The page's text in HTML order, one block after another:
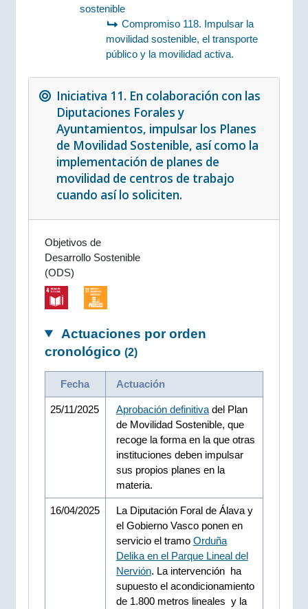
sostenible
Compromiso 118. Impulsar la
movilidad sostenible, el transporte
público y la movilidad activa.
Iniciativa 11. En colaboración con las
Diputaciones Forales y
Ayuntamientos, impulsar los Planes
de Movilidad Sostenible, así como la
implementación de planes de
movilidad de centros de trabajo
cuando así lo soliciten.
Objetivos de
Desarrollo Sostenible
(ODS)
Actuaciones por orden
cronológico (2)
Fecha Actuación
25/11/2025 Aprobación definitivadel Plan
de Movilidad Sostenible, que
recoge la forma en la que otras
instituciones deben impulsar
sus propios planes en la
materia.
16/04/2025
La Diputación Foral de Álava y
el Gobierno Vasco ponen en
servicio el tramo Orduña
Delika en el Parque Lineal del
Nervión. La intervención ha
supuesto el acondicionamiento
de 1.800 metros lineales y la